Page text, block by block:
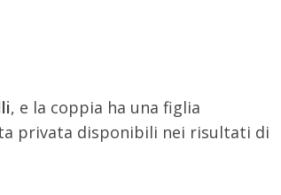
, e la coppia ha una figlia
privata disponibili nei risultati di